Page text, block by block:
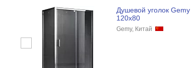
Душевой уголок
120x80
Gemy, Китай